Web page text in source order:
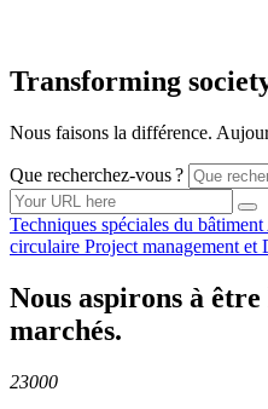
Transforming
Nous faisons la différence.
Que recherchez-vous ?
Techniques spéciales du bâtiment
circulaire Project management et
Nous aspirons à
marchés.
23000